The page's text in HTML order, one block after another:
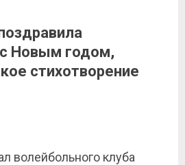
Новым годом,
стихотворение
волейбольного клуба